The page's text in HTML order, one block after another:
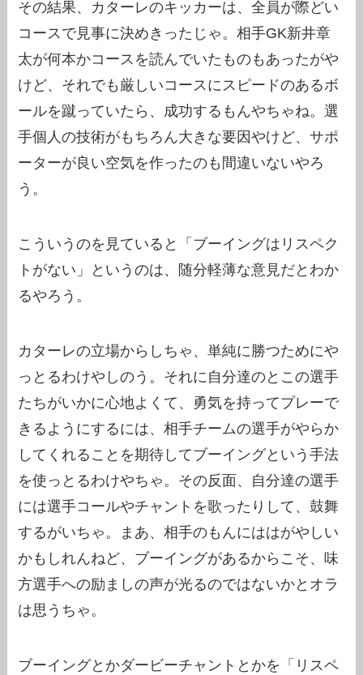
その結果、カターレのキッカーは、全員が際どい
コースで見事に決めきったじゃ。相手GK新井章
太が何本かコースを読んでいたものもあったがや
けど、それでも厳しいコースにスピードのあるボ
ールを蹴っていたら、成功するもんやちゃね。選
手個人の技術がもちろん大きな要因やけど、サポ
ーターが良い空気を作ったのも間違いないやろ
う。
こういうのを見ていると「ブーイングはリスペク
トがない」というのは、随分軽薄な意見だとわか
るやろう。
カターレの立場からしちゃ、単純に勝つためにや
っとるわけやしのう。それに自分達のとこの選手
たちがいかに心地よくて、勇気を持ってプレーで
きるようにするには、相手チームの選手がやらか
してくれることを期待してブーイングという手法
を使っとるわけやちゃ。その反面、自分達の選手
には選手コールやチャントを歌ったりして、鼓舞
するがいちゃ。まあ、相手のもんにははがやしい
かもしれんねど、ブーイングがあるからこそ、味
方選手への励ましの声が光るのではないかとオラ
は思うちゃ。
ブーイングとかダービーチャントとかを「リスペ